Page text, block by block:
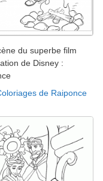
du superbe film
de Disney :
de Raiponce